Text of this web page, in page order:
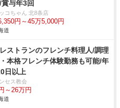
与年3回
コちゃん 北8条店
円～45万5,000円
道
ストランのフレンチ料理人/調理
本格フレンチ体験勤務も可能/年
日以上
セス教会
～26万円
道